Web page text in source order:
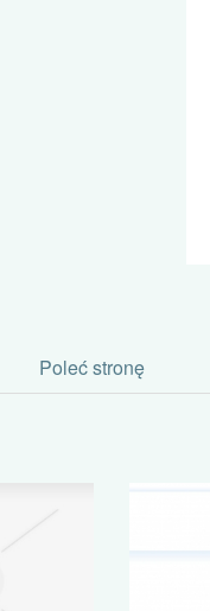
Poleć stronę